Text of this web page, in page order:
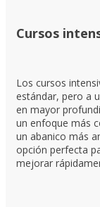
Cursos
Los cursos
estándar, pero a
en mayor
un enfoque más
un abanico más
opción perfecta
mejorar